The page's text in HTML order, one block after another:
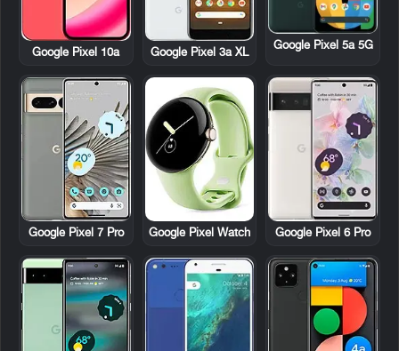
Google Pixel 5a 5G
Google Pixel 3a XL
Google Pixel 10a
Google Pixel 6 Pro
Google Pixel Watch
Google Pixel 7 Pro